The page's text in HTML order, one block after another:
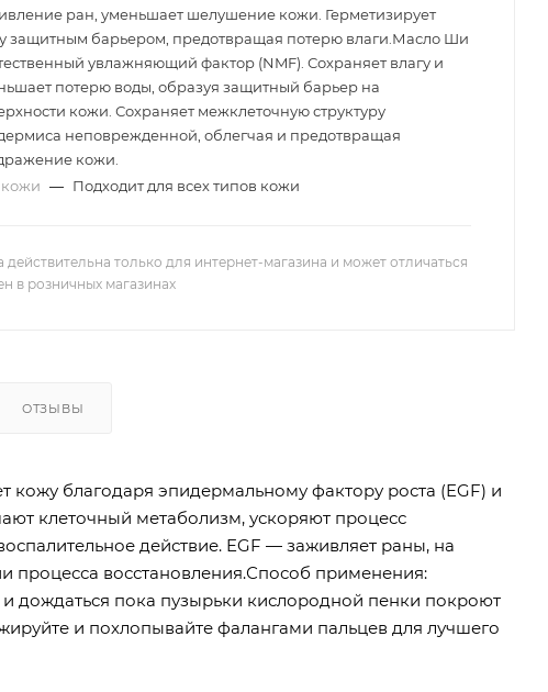
ран, уменьшает шелушение кожи. Герметизирует
защитным барьером, предотвращая потерю влаги.Масло Ши
увлажняющий фактор (NMF). Сохраняет влагу и
потерю воды, образуя защитный барьер на
кожи. Сохраняет межклеточную структуру
неповрежденной, облегчая и предотвращая
кожи.
— Подходит для всех типов кожи
действительна только для интернет-магазина и может отличаться
в розничных магазинах
ОТЗЫВЫ
кожу благодаря эпидермальному фактору роста (EGF) и
клеточный метаболизм, ускоряют процесс
действие. EGF — заживляет раны, на
процесса восстановления.Способ применения:
пока пузырьки кислородной пенки покроют
и похлопывайте фалангами пальцев для лучшего